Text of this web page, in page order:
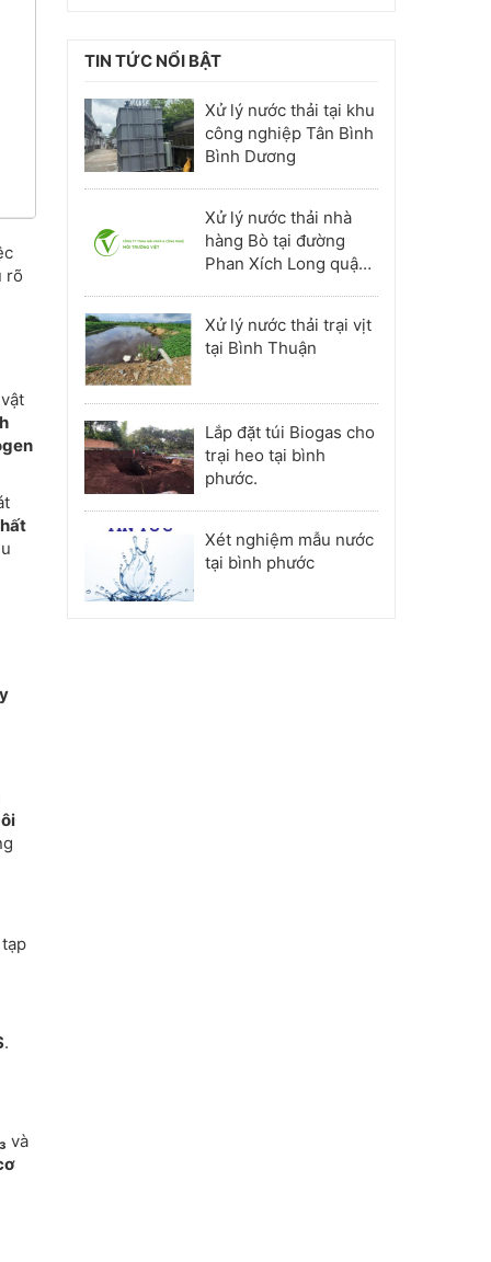
rõ
.
và
TIN TỨC NỔI BẬT
Xử lý nước thải tại khu
công nghiệp Tân Bình
Bình Dương
Xử lý nước thải nhà
hàng Bò tại đường
Phan Xích Long quận
Xử lý nước thải trại vịt
tại Bình Thuận
Lắp đặt túi Biogas cho
trại heo tại bình
phước.
Xét nghiệm mẫu nước
tại bình phước